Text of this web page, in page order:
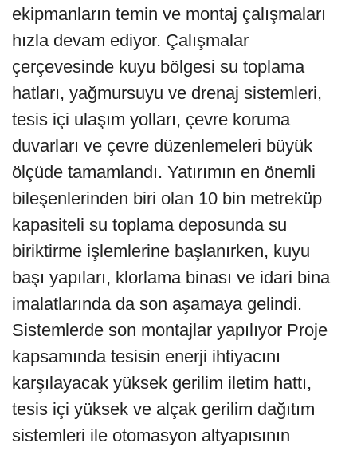
ekipmanların temin ve montaj çalışmaları
hızla devam ediyor. Çalışmalar
çerçevesinde kuyu bölgesi su toplama
hatları, yağmursuyu ve drenaj sistemleri,
tesis içi ulaşım yolları, çevre koruma
duvarları ve çevre düzenlemeleri büyük
ölçüde tamamlandı. Yatırımın en önemli
bileşenlerinden biri olan 10 bin metreküp
kapasiteli su toplama deposunda su
biriktirme işlemlerine başlanırken, kuyu
başı yapıları, klorlama binası ve idari bina
imalatlarında da son aşamaya gelindi.
Sistemlerde son montajlar yapılıyor Proje
kapsamında tesisin enerji ihtiyacını
karşılayacak yüksek gerilim iletim hattı,
tesis içi yüksek ve alçak gerilim dağıtım
sistemleri ile otomasyon altyapısının